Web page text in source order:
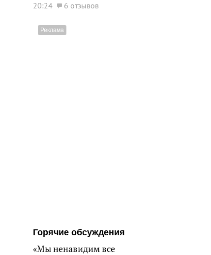
20:24 6 отзывов
Горячие обсуждения
«Мы ненавидим все